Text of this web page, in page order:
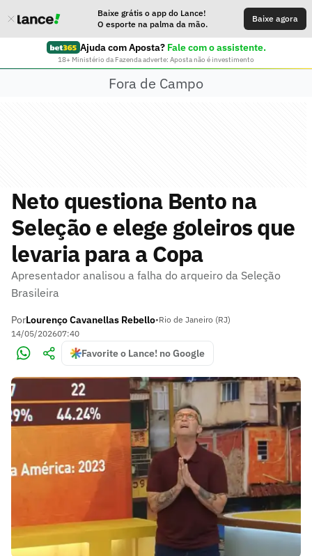
Baixe grátis o app do Lance!
O esporte na palma da mão.
Baixe agora
Ajuda com Aposta? Fale com o assistente.
18+ Ministério da Fazenda adverte: Aposta não é investimento
Fora de Campo
Neto questiona Bento na
Seleção e elege goleiros que
levaria para a Copa
Apresentador analisou a falha do arqueiro da Seleção
Brasileira
PorLourenço Cavanellas Rebello•Rio de Janeiro (RJ)
14/05/202607:40
Favorite o Lance! no Google